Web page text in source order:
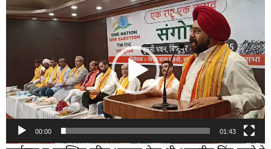
Video
Player
00:00 01:43